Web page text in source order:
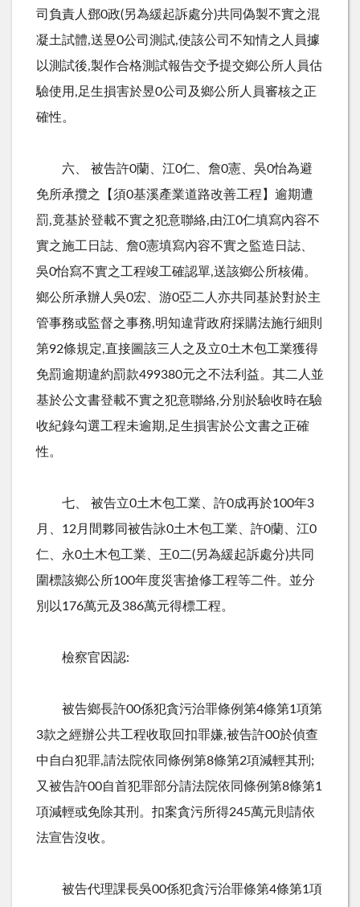
司負責人鄧0政(另為緩起訴處分)共同偽製不實之混
凝土試體,送昱0公司測試,使該公司不知情之人員據
以測試後,製作合格測試報告交予提交鄉公所人員估
驗使用,足生損害於昱0公司及鄉公所人員審核之正
確性。
六、 被告許0蘭、江0仁、詹0憲、吳0怡為避
免所承攬之【須0基溪產業道路改善工程】逾期遭
罰,竟基於登載不實之犯意聯絡,由江0仁填寫內容不
實之施工日誌、詹0憲填寫內容不實之監造日誌、
吳0怡寫不實之工程竣工確認單,送該鄉公所核備。
鄉公所承辦人吳0宏、游0亞二人亦共同基於對於主
管事務或監督之事務,明知違背政府採購法施行細則
第92條規定,直接圖該三人之及立0土木包工業獲得
免罰逾期違約罰款499380元之不法利益。其二人並
基於公文書登載不實之犯意聯絡,分別於驗收時在驗
收紀錄勾選工程未逾期,足生損害於公文書之正確
性。
七、 被告立0土木包工業、許0成再於100年3
月、12月間夥同被告詠0土木包工業、許0蘭、江0
仁、永0土木包工業、王0二(另為緩起訴處分)共同
圍標該鄉公所100年度災害搶修工程等二件。並分
別以176萬元及386萬元得標工程。
檢察官因認:
被告鄉長許00係犯貪污治罪條例第4條第1項第
3款之經辦公共工程收取回扣罪嫌,被告許00於偵查
中自白犯罪,請法院依同條例第8條第2項減輕其刑;
又被告許00自首犯罪部分請法院依同條例第8條第1
項減輕或免除其刑。扣案貪污所得245萬元則請依
法宣告沒收。
被告代理課長吳00係犯貪污治罪條第4條第1項